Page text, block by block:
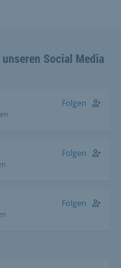
Social Media
Folgen
Folgen
Folgen